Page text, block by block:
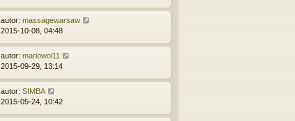
autor: massagewarsaw
2015-10-08, 04:48
autor: mariowol11
2015-09-29, 13:14
autor: SIMBA
2015-05-24, 10:42